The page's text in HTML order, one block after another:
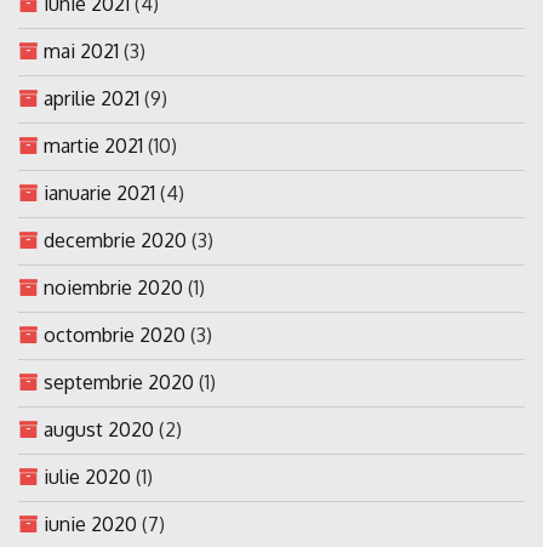
mai 2021 (3)
aprilie 2021 (9)
martie 2021 (10)
ianuarie 2021 (4)
decembrie 2020 (3)
noiembrie 2020 (1)
octombrie 2020 (3)
septembrie 2020 (1)
august 2020 (2)
iulie 2020 (1)
iunie 2020 (7)